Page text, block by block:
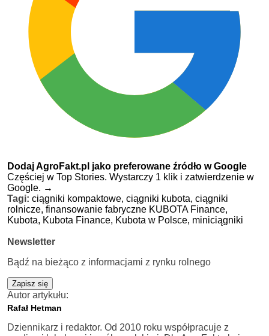
Dodaj AgroFakt.pl jako preferowane źródło w Google
Częściej w Top Stories. Wystarczy 1 klik i zatwierdzenie w
Google. →
Tagi: ciągniki kompaktowe, ciągniki kubota, ciągniki
rolnicze, finansowanie fabryczne KUBOTA Finance,
Kubota, Kubota Finance, Kubota w Polsce, miniciągniki
Newsletter
Bądź na bieżąco z informacjami z rynku rolnego
Zapisz się
Autor artykułu:
Rafał Hetman
Dziennikarz i redaktor. Od 2010 roku współpracuje z